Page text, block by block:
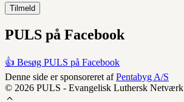
PULS på Facebook
👍 Besøg PULS på Facebook
Denne side er sponsoreret afPentabyg A/S
© 2026 PULS - Evangelisk Luthersk Netværk